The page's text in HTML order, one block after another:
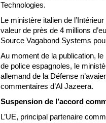
Technologies.
Le ministère italien de
valeur de près de 4 millions
Source Vagabond Systems
Au moment de la publication,
de police espagnoles, le
allemand de la Défense
commentaires d’Al Jazeera.
Suspension de l’accord
L’UE, principal partenaire